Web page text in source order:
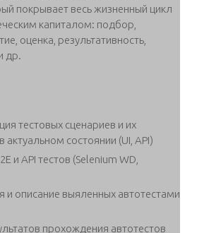
покрывает весь жизненный цикл
капиталом: подбор,
оценка, результативность,
др.
тестовых сценариев и их
актуальном состоянии (UI, API)
и API тестов (Selenium WD,
и описание выяленных автотестами
прохождения автотестов